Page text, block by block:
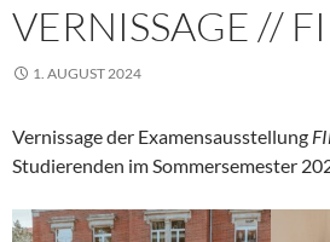
VERNISSAGE //
1. AUGUST 2024
Vernissage der Examensausstellung
Studierenden im Sommersemester